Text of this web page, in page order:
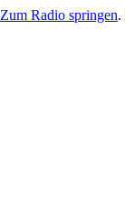
Zum Radio springen.